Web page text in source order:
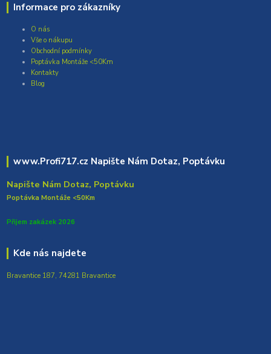
Informace pro zákazníky
O nás
Vše o nákupu
Obchodní podmínky
Poptávka Montáže <50Km
Kontakty
Blog
www.Profi717.cz Napište Nám Dotaz, Poptávku
Napište Nám Dotaz, Poptávku
Poptávka Montáže <50Km
Přijem zakázek 2026
Kde nás najdete
Bravantice 187, 74281 Bravantice